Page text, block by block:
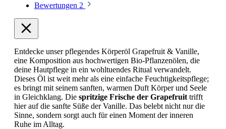
Bewertungen 2
Entdecke unser pflegendes Körperöl Grapefruit & Vanille,
eine Komposition aus hochwertigen Bio-Pflanzenölen, die
deine Hautpflege in ein wohltuendes Ritual verwandelt.
Dieses Öl ist weit mehr als eine einfache Feuchtigkeitspflege;
es bringt mit seinem sanften, warmen Duft Körper und Seele
in Gleichklang. Die spritzige Frische der Grapefruit trifft
hier auf die sanfte Süße der Vanille. Das belebt nicht nur die
Sinne, sondern sorgt auch für einen Moment der inneren
Ruhe im Alltag.